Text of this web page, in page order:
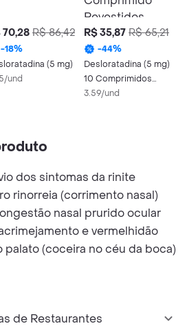
70,28 R$ 86,42
-18%
(5 mg)
und
R$ 35,87 R$ 65,21
-44%
Desloratadina (5 mg)
10 Comprimidos
Revestidos
3.59/und
dos sintomas da rinite
rinorreia (corrimento nasal)
nasal prurido ocular
e vermelhidão
(coceira no céu da boca)
de Restaurantes